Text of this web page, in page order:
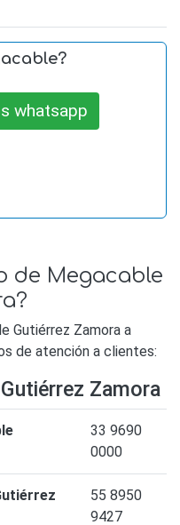
whatsapp
de Megacable
Gutiérrez Zamora a
de atención a clientes:
Zamora
33 9690
0000
55 8950
9427